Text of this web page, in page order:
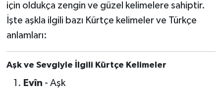
için oldukça zengin ve güzel kelimelere sahiptir.
İşte aşkla ilgili bazı Kürtçe kelimeler ve Türkçe
anlamları:
Aşk ve Sevgiyle İlgili Kürtçe Kelimeler
Evîn - Aşk